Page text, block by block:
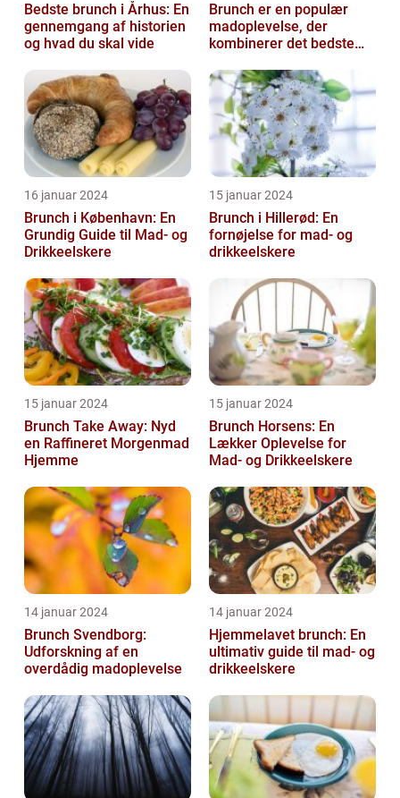
Bedste brunch i Århus: En
gennemgang af historien
og hvad du skal vide
Brunch er en populær
madoplevelse, der
kombinerer det bedste
frokost
16 januar 2024
Brunch i København: En
Grundig Guide til Mad- og
Drikkeelskere
15 januar 2024
Brunch i Hillerød: En
fornøjelse for mad- og
drikkeelskere
15 januar 2024
Brunch Take Away: Nyd
en Raffineret Morgenmad
Hjemme
15 januar 2024
Brunch Horsens: En
Lækker Oplevelse for
Mad- og Drikkeelskere
14 januar 2024
Brunch Svendborg:
Udforskning af en
overdådig madoplevelse
14 januar 2024
Hjemmelavet brunch: En
ultimativ guide til mad- og
drikkeelskere